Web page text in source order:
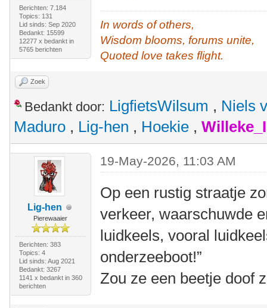
Berichten: 7.184
Topics: 131
Lid sinds: Sep 2020
Bedankt: 15599
12277 x bedankt in
5765 berichten
In words of others,
Wisdom blooms, forums unite,
Quoted love takes flight.
Zoek
Bedankt door: LigfietsWilsum , Niels
Maduro , Lig-hen , Hoekie ,
Lig-hen
Pierewaaier
Berichten: 383
Topics: 4
Lid sinds: Aug 2021
Bedankt: 3267
1141 x bedankt in 360
berichten
19-May-2026, 11:03 AM
Op een rustig straatje
verkeer, waarschuwde
luidkeels, vooral
onderzeeboot!”
Zou ze een beetje doof